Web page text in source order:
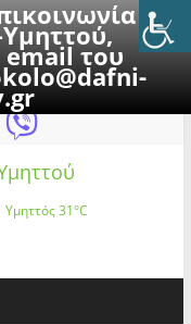
με
email του
2026
Υμηττός31°C